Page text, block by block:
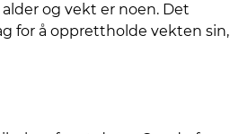
og vekt er noen. Det
for å opprettholde vekten sin,